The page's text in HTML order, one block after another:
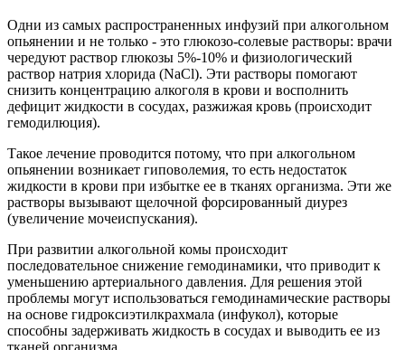
Одни из самых распространенных инфузий при алкогольном
опьянении и не только - это глюкозо-солевые растворы: врачи
чередуют раствор глюкозы 5%-10% и физиологический
раствор натрия хлорида (NaCl). Эти растворы помогают
снизить концентрацию алкоголя в крови и восполнить
дефицит жидкости в сосудах, разжижая кровь (происходит
гемодилюция).
Такое лечение проводится потому, что при алкогольном
опьянении возникает гиповолемия, то есть недостаток
жидкости в крови при избытке ее в тканях организма. Эти же
растворы вызывают щелочной форсированный диурез
(увеличение мочеиспускания).
При развитии алкогольной комы происходит
последовательное снижение гемодинамики, что приводит к
уменьшению артериального давления. Для решения этой
проблемы могут использоваться гемодинамические растворы
на основе гидроксиэтилкрахмала (инфукол), которые
способны задерживать жидкость в сосудах и выводить ее из